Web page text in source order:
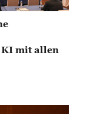
mit allen